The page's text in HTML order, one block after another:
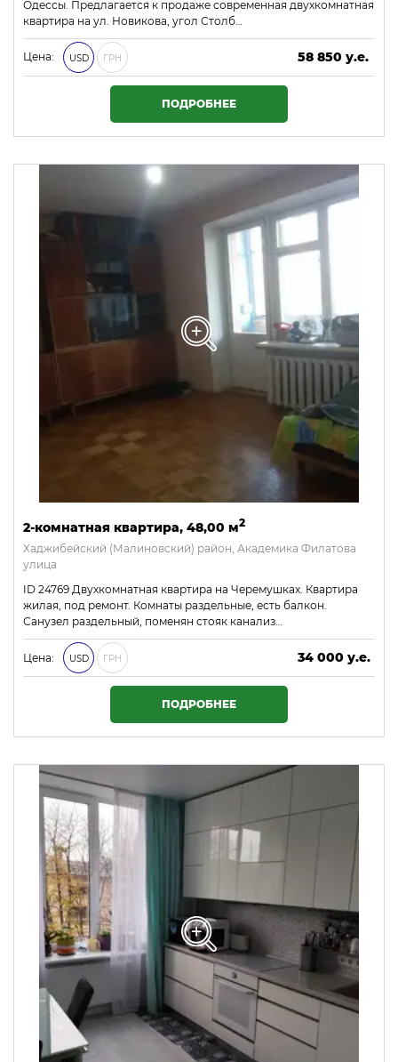
Одессы. Предлагается к продаже современная двухкомнатная
квартира на ул. Новикова, угол Столб…
Цена: USD ГРН
58 850 у.е.
2 530 550 ₴
ПОДРОБНЕЕ
2-комнатная квартира, 48,00 м2
Хаджибейский (Малиновский) район, Академика Филатова
улица
ID 24769 Двухкомнатная квартира на Черемушках. Квартира
жилая, под ремонт. Комнаты раздельные, есть балкон.
Санузел раздельный, поменян стояк канализ…
Цена: USD ГРН
34 000 у.е.
1 462 000 ₴
ПОДРОБНЕЕ